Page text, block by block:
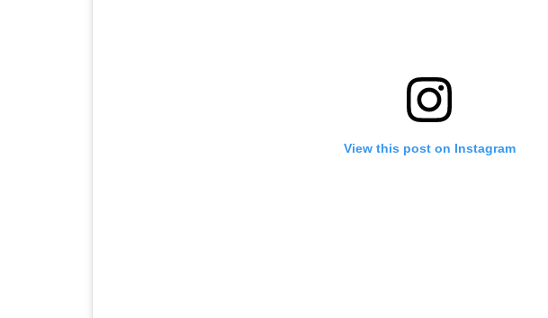
View this post on Instagram